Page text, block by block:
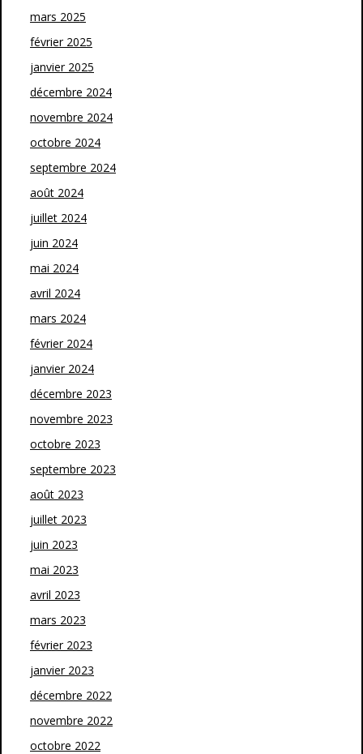
mars 2025
février 2025
janvier 2025
décembre 2024
novembre 2024
octobre 2024
septembre 2024
août 2024
juillet 2024
juin 2024
mai 2024
avril 2024
mars 2024
février 2024
janvier 2024
décembre 2023
novembre 2023
octobre 2023
septembre 2023
août 2023
juillet 2023
juin 2023
mai 2023
avril 2023
mars 2023
février 2023
janvier 2023
décembre 2022
novembre 2022
octobre 2022